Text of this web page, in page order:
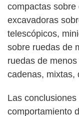
compactas
excavadoras
telescópicos,
sobre ruedas de
ruedas de
cadenas, mixtas,
Las
comportamiento